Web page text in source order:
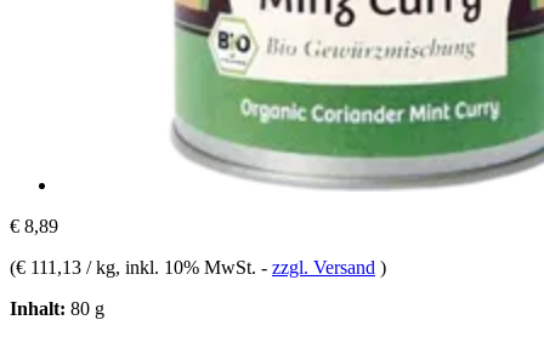
€ 8,89
(€ 111,13 / kg, inkl. 10% MwSt. - zzgl. Versand )
Inhalt: 80 g